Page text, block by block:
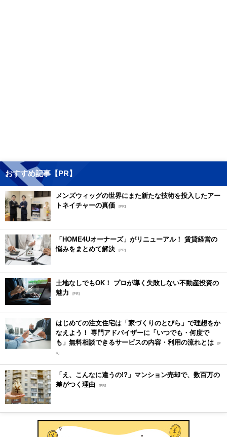
おすすめ記事【PR】
メンズウィッグの世界にまた新たな技術を投入したアー
トネイチャーの真価 [PR]
「HOME4Uオーナーズ」がリニューアル！ 賃貸経営の
悩みをまとめて解決 [PR]
土地なしでもOK！ プロが導く失敗しない不動産投資の
魅力
[PR]
はじめての注文住宅は「家づくりのとびら」で理想をか
なえよう！ 専門アドバイザーに「いつでも・何度で
も」無料相談できるサービスの内容・利用の流れとは [P
R]
「え、こんなに違うの!?」マンション売却で、数百万の
差がつく理由 [PR]